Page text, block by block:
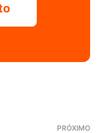
PRÓXIMO